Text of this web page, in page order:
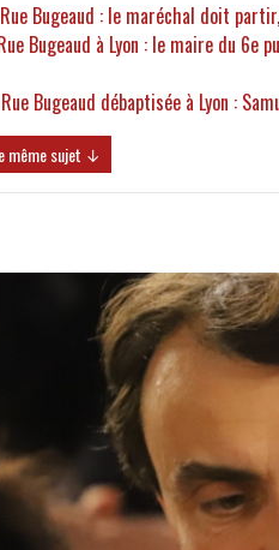
Rue Bugeaud : le maréchal doit
Bugeaud à Lyon : le maire du 6e
Rue Bugeaud débaptisée à Lyon :
même sujet ↓